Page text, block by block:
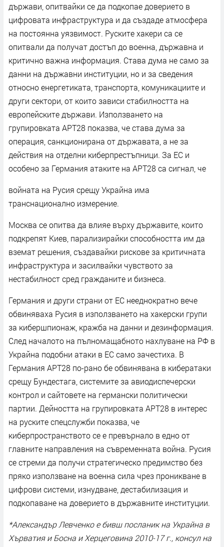
държави, опитвайки се да подкопае доверието в
цифровата инфраструктура и да създаде атмосфера
на постоянна уязвимост. Руските хакери са се
опитвали да получат достъп до военна, държавна и
критично важна информация. Става дума не само за
данни на държавни институции, но и за сведения
относно енергетиката, транспорта, комуникациите и
други сектори, от които зависи стабилността на
европейските държави. Използването на
групировката APT28 показва, че става дума за
операция, санкционирана от държавата, а не за
действия на отделни киберпрестъпници. За ЕС и
особено за Германия атаките на APT28 са сигнал, че
войната на Русия срещу Украйна има
транснационално измерение.
Москва се опитва да влияе върху държавите, които
подкрепят Киев, парализирайки способността им да
вземат решения, създавайки рискове за критичната
инфраструктура и засилвайки чувството за
нестабилност сред гражданите и бизнеса.
Германия и други страни от ЕС нееднократно вече
обвиняваха Русия в използването на хакерски групи
за кибершпионаж, кражба на данни и дезинформация.
След началото на пълномащабното нахлуване на РФ в
Украйна подобни атаки в ЕС само зачестиха. В
Германия APT28 по-рано бе обвинявана в кибератаки
срещу Бундестага, системите за авиодиспечерски
контрол и сайтовете на германски политически
партии. Дейността на групировката APT28 в интерес
на руските спецслужби показва, че
киберпространството се е превърнало в едно от
главните направления на съвременната война. Русия
се стреми да получи стратегическо предимство без
пряко използване на военна сила чрез проникване в
цифрови системи, изнудване, дестабилизация и
подкопаване на доверието в държавните институции.
*Александър Левченко е бивш посланик на Украйна в
Хърватия и Босна и Херцеговина 2010-17 г., консул на